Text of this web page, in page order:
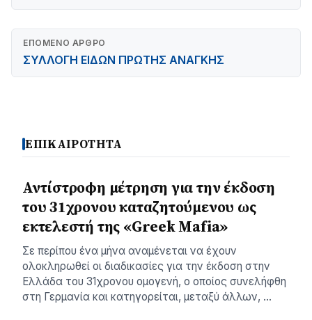
ΕΠΌΜΕΝΟ ΆΡΘΡΟ
ΣΥΛΛΟΓΗ ΕΙΔΩΝ ΠΡΩΤΗΣ ΑΝΑΓΚΗΣ
ΕΠΙΚΑΙΡΟΤΗΤΑ
Αντίστροφη μέτρηση για την έκδοση
του 31χρονου καταζητούμενου ως
εκτελεστή της «Greek Mafia»
Σε περίπου ένα μήνα αναμένεται να έχουν
ολοκληρωθεί οι διαδικασίες για την έκδοση στην
Ελλάδα του 31χρονου ομογενή, ο οποίος συνελήφθη
στη Γερμανία και κατηγορείται, μεταξύ άλλων, …